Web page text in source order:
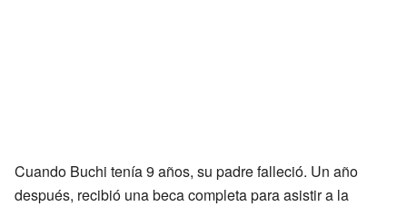
Cuando Buchi tenía 9 años, su padre falleció. Un año
después, recibió una beca completa para asistir a la